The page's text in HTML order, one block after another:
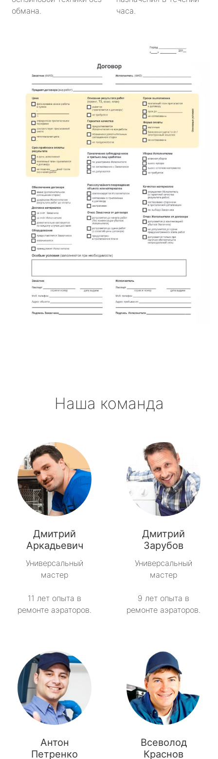
обмана.
часа.
Наша команда
Дмитрий
Аркадьевич
Универсальный
мастер
11 лет опыта в
ремонте аэраторов.
Дмитрий
Зарубов
Универсальный
мастер
9 лет опыта в
ремонте аэраторов.
Антон
Петренко
Всеволод
Краснов